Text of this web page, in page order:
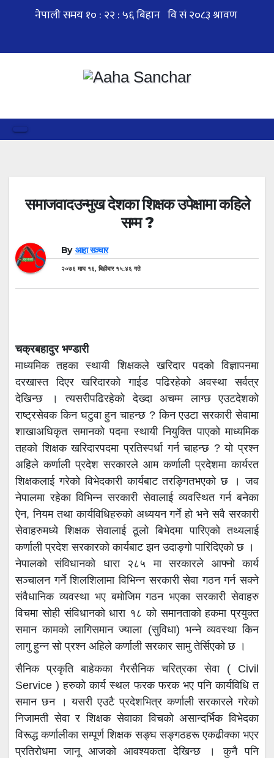
समाजवादउन्मुख देशका शिक्षक उपेक्षामा कहिले
सम्म ?
By आहा सञ्चार
२०७६ माघ १६, बिहीबार १५:४६ गते
चक्रबहादुर भण्डारी
माध्यमिक तहका स्थायी शिक्षकले खरिदार पदको विज्ञापनमा
दरखास्त दिएर खरिदारको गाईड पढिरहेको अवस्था सर्वत्र
देखिन्छ । त्यसरीपढिरहेको देख्दा अचम्म लाग्छ एउटदेशको
राष्ट्रसेवक किन घटुवा हुन चाहन्छ ? किन एउटा सरकारी सेवामा
शाखाअधिकृत समानको पदमा स्थायी नियुक्ति पाएको माध्यमिक
तहको शिक्षक खरिदारपदमा प्रतिस्पर्धा गर्न चाहन्छ ? यो प्रश्न
अहिले कर्णाली प्रदेश सरकारले आम कर्णाली प्रदेशमा कार्यरत
शिक्षकलाई गरेको विभेदकारी कार्यबाट तरङ्गितभएको छ । जव
नेपालमा रहेका विभिन्न सरकारी सेवालाई व्यवस्थित गर्न बनेका
ऐन, नियम तथा कार्यविधिहरुको अध्ययन गर्ने हो भने सवै सरकारी
सेवाहरुमध्ये शिक्षक सेवालाई ठूलो बिभेदमा पारिएको तथ्यलाई
कर्णाली प्रदेश सरकारको कार्यबाट झन उदाङ्गो पारिदिएको छ ।
नेपालको संविधानको धारा २८५ मा सरकारले आफ्नो कार्य
सञ्चालन गर्ने शिलशिलामा विभिन्न सरकारी सेवा गठन गर्न सक्ने
संवैधानिक व्यवस्था भए बमोजिम गठन भएका सरकारी सेवाहरु
विचमा सोही संविधानको धारा १८ को समानताको हकमा प्रयुक्त
समान कामको लागिसमान ज्याला (सुविधा) भन्ने व्यवस्था किन
लागु हुन्न सो प्रश्न अहिले कर्णाली सरकार सामु तेर्सिएको छ ।
सैनिक प्रकृति बाहेकका गैरसैनिक चरित्रका सेवा ( Civil
Service ) हरुको कार्य स्थल फरक फरक भए पनि कार्यविधि त
समान छन । यसरी एउटै प्रदेशभित्र कर्णाली सरकारले गरेको
निजामती सेवा र शिक्षक सेवाका विचको असान्दर्भिक विभेदका
विरूद्ध कर्णालीका सम्पूर्ण शिक्षक सङ्घ सङ्गठहरू एकढीक्का भएर
प्रतिरोधमा जानू आजको आवश्यकता देखिन्छ । कुनै पनि